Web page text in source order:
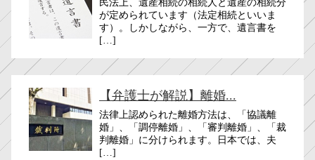
民法上、遺産相続の相続人と遺産の相続分
が定められています（法定相続といいま
す）。しかしながら、一方で、遺言書を
[…]
【弁護士が解説】離婚...
法律上認められた離婚方法は、「協議離
婚」、「調停離婚」、「審判離婚」、「裁
判離婚」に分けられます。日本では、夫
[…]